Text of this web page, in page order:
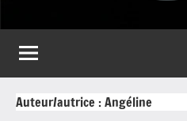
CSCT
Canyon
de
Tullins
Auteur/autrice :Angéline